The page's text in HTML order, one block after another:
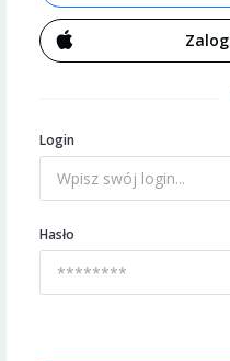
Login
Hasło